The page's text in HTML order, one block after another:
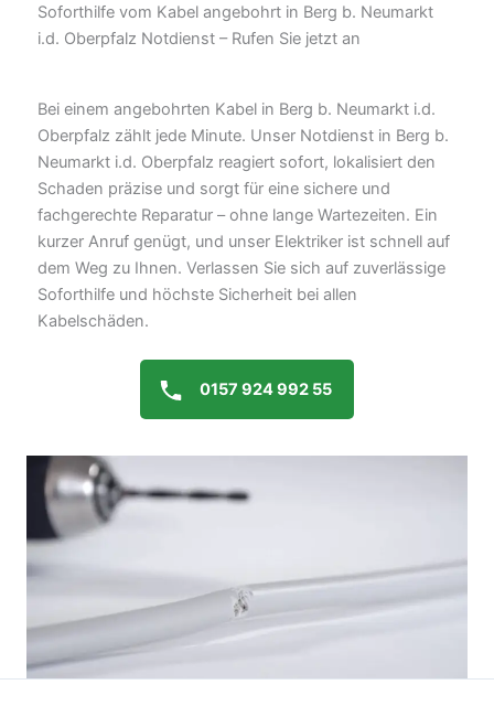
Soforthilfe vom Kabel angebohrt in Berg b. Neumarkt
i.d. Oberpfalz Notdienst – Rufen Sie jetzt an
Bei einem angebohrten Kabel in Berg b. Neumarkt i.d.
Oberpfalz zählt jede Minute. Unser Notdienst in Berg b.
Neumarkt i.d. Oberpfalz reagiert sofort, lokalisiert den
Schaden präzise und sorgt für eine sichere und
fachgerechte Reparatur – ohne lange Wartezeiten. Ein
kurzer Anruf genügt, und unser Elektriker ist schnell auf
dem Weg zu Ihnen. Verlassen Sie sich auf zuverlässige
Soforthilfe und höchste Sicherheit bei allen
Kabelschäden.
0157 924 992 55